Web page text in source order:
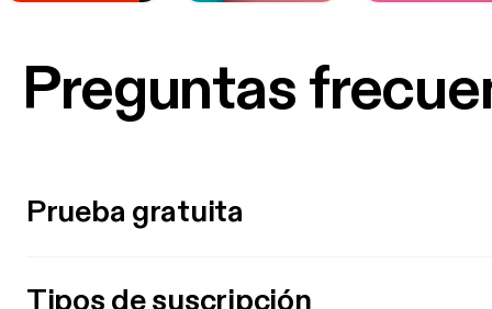
Preguntas
Prueba gratuita
Tipos de suscripción